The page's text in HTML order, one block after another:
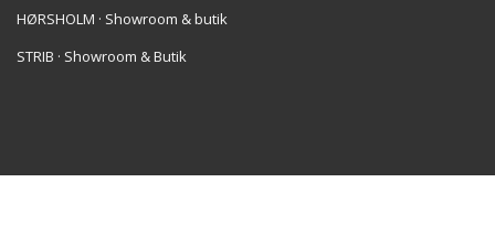
HØRSHOLM · Showroom & butik
STRIB · Showroom & Butik